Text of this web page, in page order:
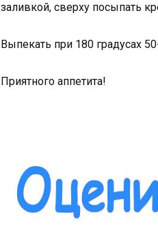
заливкой, сверху посыпать
Выпекать при 180 градусах
Приятного аппетита!